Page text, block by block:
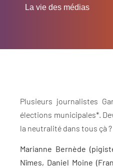
La vie des médias
Plusieurs journalistes
élections municipales*.
la neutralité dans tous çà ?
Marianne Bernède
Nîmes, Daniel Moine